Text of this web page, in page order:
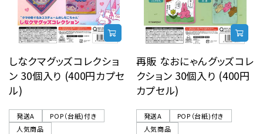
しなクマグッズコレクショ
ン 30個入り (400円カプセ
ル)
発送A
POP（台紙)付き
人気商品
再販 なおにゃんグッズコレ
クション 30個入り (400円
カプセル)
発送A
POP（台紙)付き
人気商品